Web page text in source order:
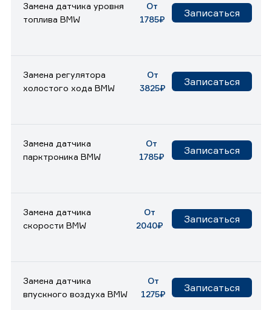
Замена датчика уровня
топлива BMW
От
1785₽
Записаться
Замена регулятора
холостого хода BMW
От
3825₽
Записаться
Замена датчика
парктроника BMW
От
1785₽
Записаться
Замена датчика
скорости BMW
От
2040₽
Записаться
Замена датчика
впускного воздуха BMW
От
1275₽
Записаться